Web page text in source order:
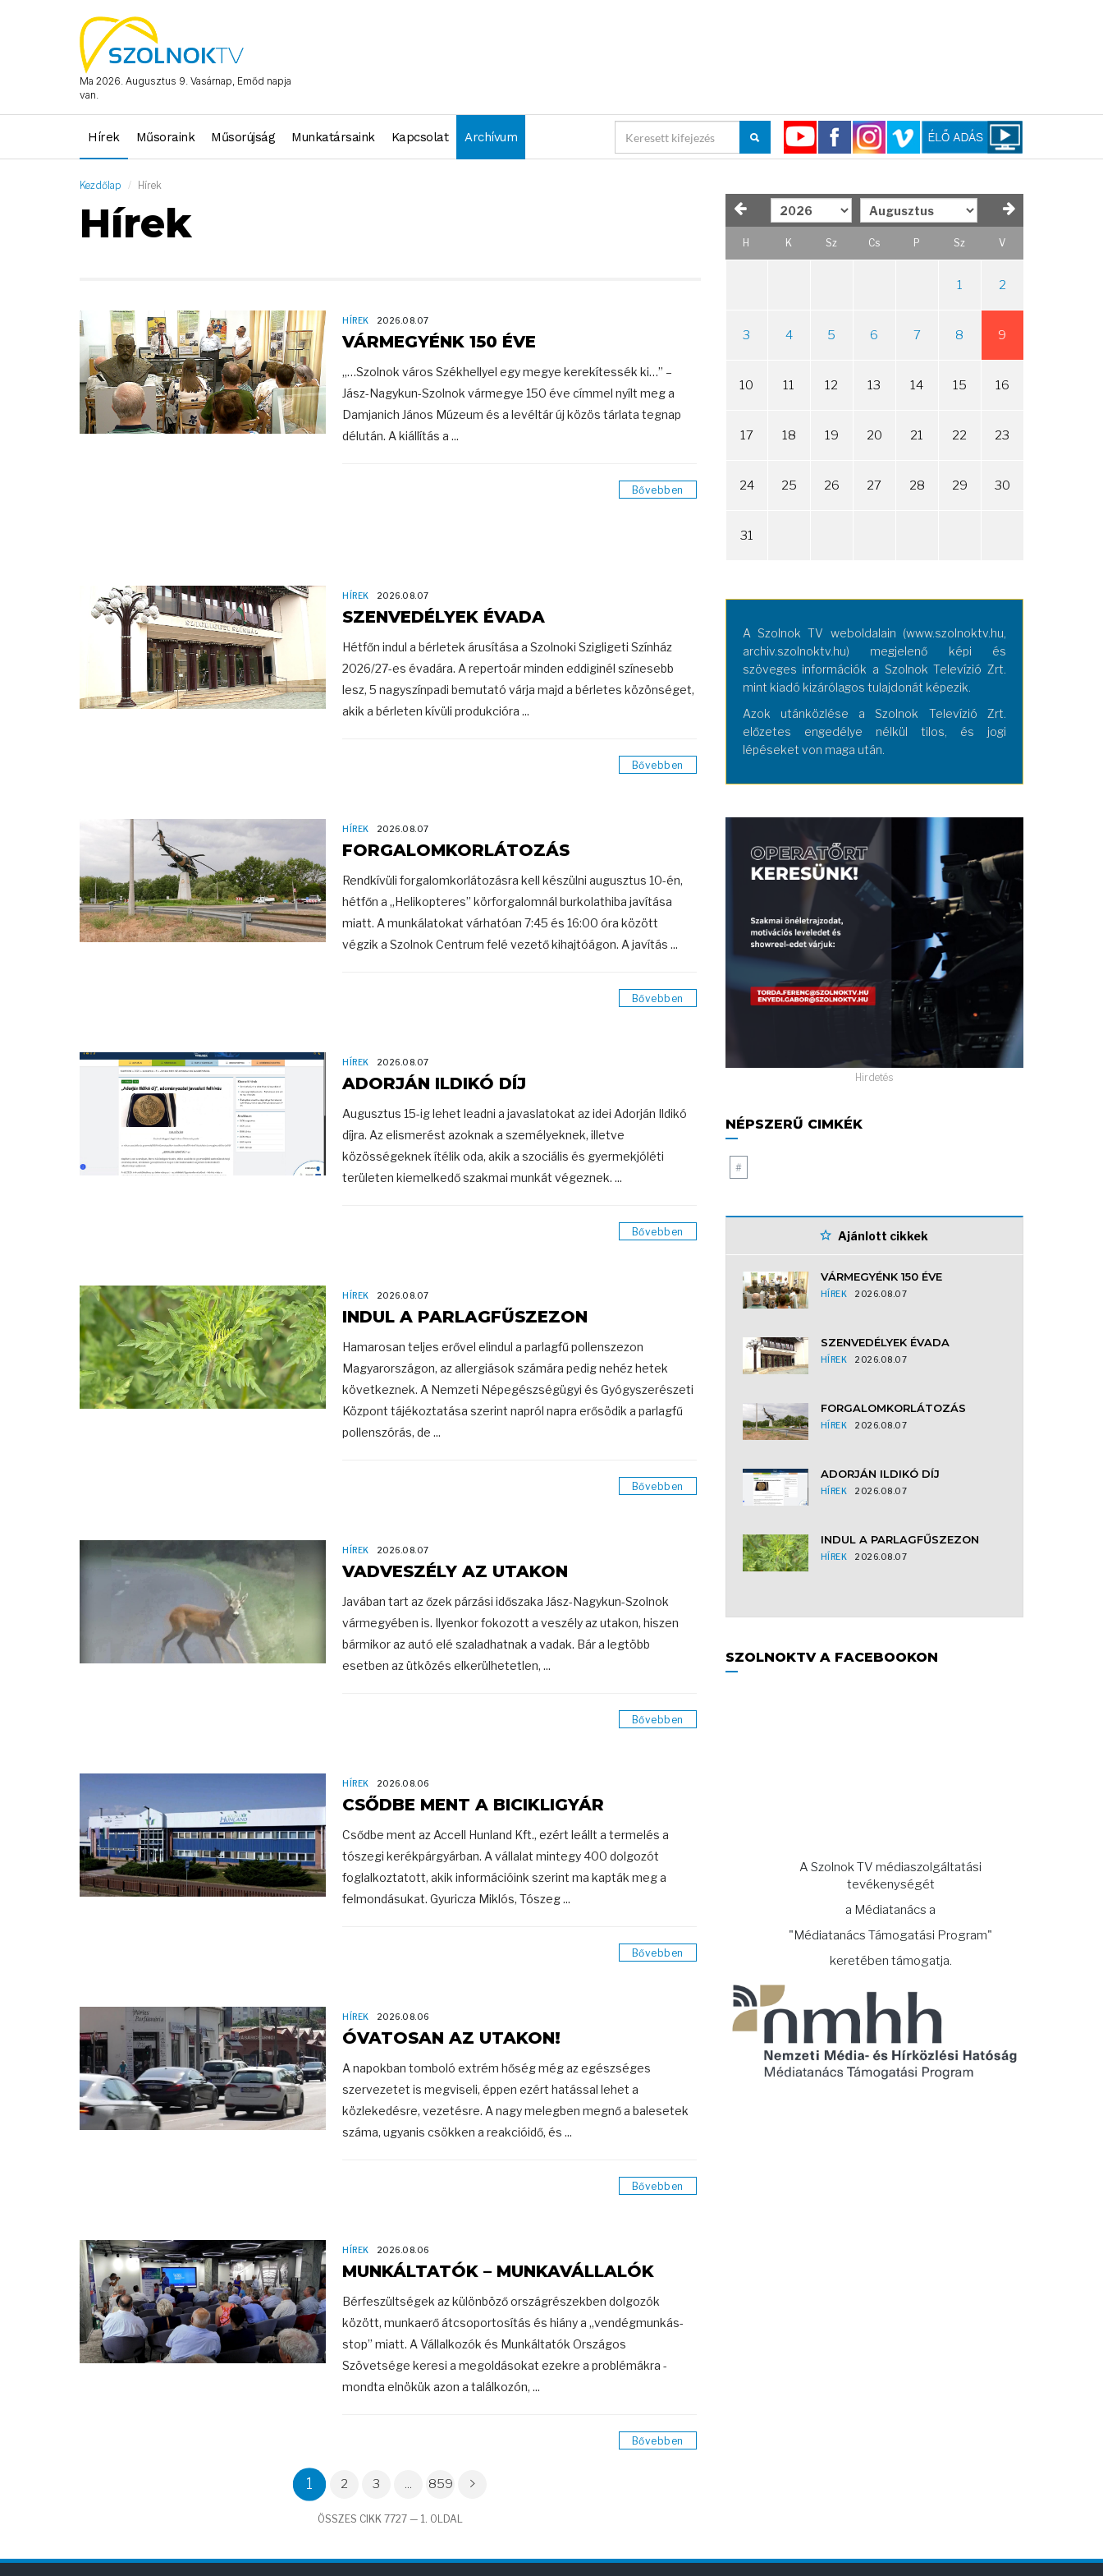
Ma 2026. Augusztus 9. Vasárnap, Emőd napja
van.
Hírek Műsoraink Műsorújság Munkatársaink Kapcsolat Archívum
Kezdőlap Hírek
Hírek
HÍREK 2026.08.07
VÁRMEGYÉNK 150 ÉVE
„…Szolnok város Székhellyel egy megye kerekítessék ki…” –
Jász-Nagykun-Szolnok vármegye 150 éve címmel nyílt meg a
Damjanich János Múzeum és a levéltár új közös tárlata tegnap
délután. A kiállítás a ...
Bővebben
HÍREK 2026.08.07
SZENVEDÉLYEK ÉVADA
Hétfőn indul a bérletek árusítása a Szolnoki Szigligeti Színház
2026/27-es évadára. A repertoár minden eddiginél színesebb
lesz, 5 nagyszínpadi bemutató várja majd a bérletes közönséget,
akik a bérleten kívüli produkcióra ...
Bővebben
HÍREK 2026.08.07
FORGALOMKORLÁTOZÁS
Rendkívüli forgalomkorlátozásra kell készülni augusztus 10-én,
hétfőn a „Helikopteres” körforgalomnál burkolathiba javítása
miatt. A munkálatokat várhatóan 7:45 és 16:00 óra között
végzik a Szolnok Centrum felé vezető kihajtóágon. A javítás ...
Bővebben
HÍREK 2026.08.07
ADORJÁN ILDIKÓ DÍJ
Augusztus 15-ig lehet leadni a javaslatokat az idei Adorján Ildikó
díjra. Az elismerést azoknak a személyeknek, illetve
közösségeknek ítélik oda, akik a szociális és gyermekjóléti
területen kiemelkedő szakmai munkát végeznek. ...
Bővebben
HÍREK 2026.08.07
INDUL A PARLAGFŰSZEZON
Hamarosan teljes erővel elindul a parlagfű pollenszezon
Magyarországon, az allergiások számára pedig nehéz hetek
következnek. A Nemzeti Népegészségügyi és Gyógyszerészeti
Központ tájékoztatása szerint napról napra erősödik a parlagfű
pollenszórás, de ...
Bővebben
HÍREK 2026.08.07
VADVESZÉLY AZ UTAKON
Javában tart az őzek párzási időszaka Jász-Nagykun-Szolnok
vármegyében is. Ilyenkor fokozott a veszély az utakon, hiszen
bármikor az autó elé szaladhatnak a vadak. Bár a legtöbb
esetben az ütközés elkerülhetetlen, ...
Bővebben
HÍREK 2026.08.06
CSŐDBE MENT A BICIKLIGYÁR
Csődbe ment az Accell Hunland Kft., ezért leállt a termelés a
tószegi kerékpárgyárban. A vállalat mintegy 400 dolgozót
foglalkoztatott, akik információink szerint ma kapták meg a
felmondásukat. Gyuricza Miklós, Tószeg ...
Bővebben
HÍREK 2026.08.06
ÓVATOSAN AZ UTAKON!
A napokban tomboló extrém hőség még az egészséges
szervezetet is megviseli, éppen ezért hatással lehet a
közlekedésre, vezetésre. A nagy melegben megnő a balesetek
száma, ugyanis csökken a reakcióidő, és ...
Bővebben
HÍREK 2026.08.06
MUNKÁLTATÓK – MUNKAVÁLLALÓK
Bérfeszültségek az különböző országrészekben dolgozók
között, munkaerő átcsoportosítás és hiány a „vendégmunkás-
stop” miatt. A Vállalkozók és Munkáltatók Országos
Szövetsége keresi a megoldásokat ezekre a problémákra -
mondta elnökük azon a találkozón, ...
Bővebben
1 2 3 ... 859
ÖSSZES CIKK 7727 — 1. OLDAL
H K Sz Cs P Sz V
1 2
3 4 5 6 7 8 9
10 11 12 13 14 15 16
17 18 19 20 21 22 23
24 25 26 27 28 29 30
31
A Szolnok TV weboldalain (www.szolnoktv.hu,
archiv.szolnoktv.hu) megjelenő képi és
szöveges információk a Szolnok Televízió Zrt.
mint kiadó kizárólagos tulajdonát képezik.
Azok utánközlése a Szolnok Televízió Zrt.
előzetes engedélye nélkül tilos, és jogi
lépéseket von maga után.
Hirdetés
NÉPSZERŰ CIMKÉK
#
Ajánlott cikkek
VÁRMEGYÉNK 150 ÉVE
HÍREK 2026.08.07
SZENVEDÉLYEK ÉVADA
HÍREK 2026.08.07
FORGALOMKORLÁTOZÁS
HÍREK 2026.08.07
ADORJÁN ILDIKÓ DÍJ
HÍREK 2026.08.07
INDUL A PARLAGFŰSZEZON
HÍREK 2026.08.07
SZOLNOKTV A FACEBOOKON
A Szolnok TV médiaszolgáltatási
tevékenységét
a Médiatanács a
"Médiatanács Támogatási Program"
keretében támogatja.